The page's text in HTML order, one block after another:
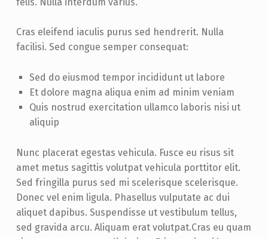
Cras eleifend iaculis purus sed hendrerit. Nulla
facilisi. Sed congue semper consequat:
Sed do eiusmod tempor incididunt ut labore
Et dolore magna aliqua enim ad minim veniam
Quis nostrud exercitation ullamco laboris nisi ut
aliquip
Nunc placerat egestas vehicula. Fusce eu risus sit
amet metus sagittis volutpat vehicula porttitor elit.
Sed fringilla purus sed mi scelerisque scelerisque.
Donec vel enim ligula. Phasellus vulputate ac dui
aliquet dapibus. Suspendisse ut vestibulum tellus,
sed gravida arcu. Aliquam erat volutpat.Cras eu quam